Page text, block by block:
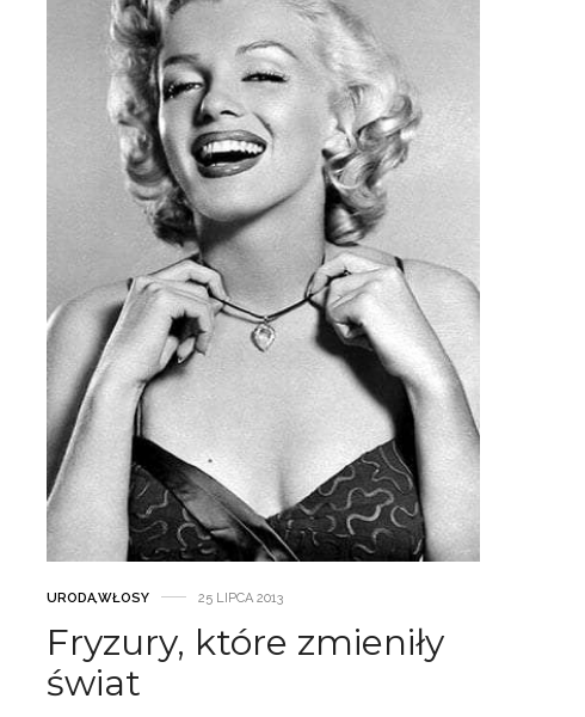
URODA,WŁOSY 25 LIPCA 2013
Fryzury, które zmieniły
świat